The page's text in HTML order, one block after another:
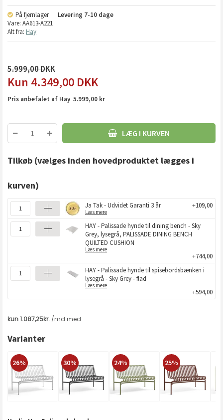
På fjernlager Levering 7-10 dage
Vare: AA613-A221
Alt fra: Hay
5.999,00
4.349,00 DKK
Pris anbefalet af Hay 5.999,00 kr
LÆG I KURVEN
Tilkøb (vælges inden hovedproduktet lægges i
kurven)
Ja Tak - Udvidet Garanti 3 år
Læs mere
+109,00
HAY - Palissade hynde til dining bench - Sky
Grey, lysegrå, PALISSADE DINING BENCH
QUILTED CUSHION
Læs mere
+744,00
HAY - Palissade hynde til spisebordsbænken i
lysegrå - Sky Grey - flad
Læs mere
+594,00
Varianter
26% 30% 24% 25%